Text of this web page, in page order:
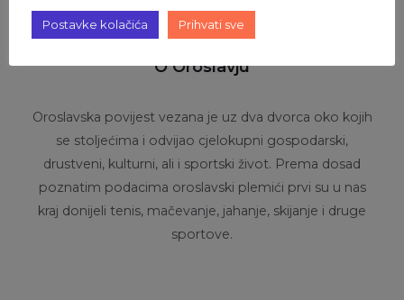
O Oroslavju
Oroslavska povijest vezana je uz dva dvorca oko kojih
se stoljećima i odvijao cjelokupni gospodarski,
drustveni, kulturni, ali i sportski život. Prema dosad
poznatim podacima oroslavski plemići prvi su u nas
kraj donijeli tenis, mačevanje, jahanje, skijanje i druge
sportove.
Postavke kolačića Prihvati sve